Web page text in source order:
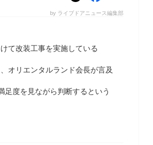
by ライブドアニュース編集部
て改装工事を実施している
オリエンタルランド会長が言及
足度を見ながら判断するという